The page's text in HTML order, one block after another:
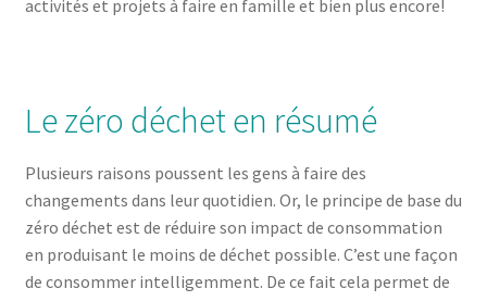
activités et projets à faire en famille et bien plus encore!
Le zéro déchet en résumé
Plusieurs raisons poussent les gens à faire des
changements dans leur quotidien. Or, le principe de base du
zéro déchet est de réduire son impact de consommation
en produisant le moins de déchet possible. C’est une façon
de consommer intelligemment. De ce fait cela permet de